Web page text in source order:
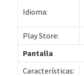
Idioma:
Play Store:
Pantalla
Características: